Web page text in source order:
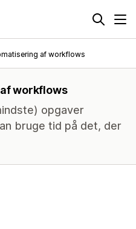
af workflows
workflows
opgaver
bruge tid på det, der